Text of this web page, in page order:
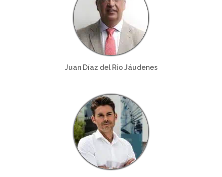
Juan Díaz del Río Jáudenes